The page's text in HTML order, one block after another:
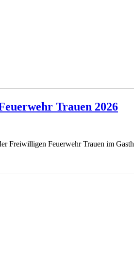
Trauen 2026
Freiwilligen Feuerwehr Trauen im